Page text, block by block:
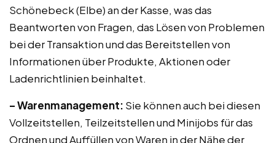
Schönebeck (Elbe) an der Kasse, was das
Beantworten von Fragen, das Lösen von Problemen
bei der Transaktion und das Bereitstellen von
Informationen über Produkte, Aktionen oder
Ladenrichtlinien beinhaltet.
– Warenmanagement: Sie können auch bei diesen
Vollzeitstellen, Teilzeitstellen und Minijobs für das
Ordnen und Auffüllen von Waren in der Nähe der